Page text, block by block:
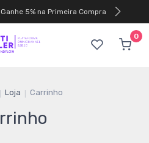
5% na Primeira Compra
0
Loja Carrinho